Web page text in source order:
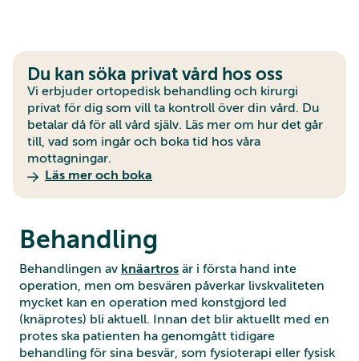
Du kan söka privat vård hos oss
Vi erbjuder ortopedisk behandling och kirurgi
privat för dig som vill ta kontroll över din vård. Du
betalar då för all vård själv. Läs mer om hur det går
till, vad som ingår och boka tid hos våra
mottagningar.
Läs mer och boka
Behandling
Behandlingen av knäartros är i första hand inte
operation, men om besvären påverkar livskvaliteten
mycket kan en operation med konstgjord led
(knäprotes) bli aktuell. Innan det blir aktuellt med en
protes ska patienten ha genomgått tidigare
behandling för sina besvär, som fysioterapi eller fysisk